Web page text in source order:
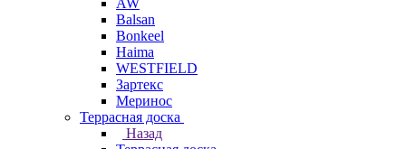
AW
Balsan
Bonkeel
Haima
WESTFIELD
Зартекс
Меринос
Террасная доска
Назад